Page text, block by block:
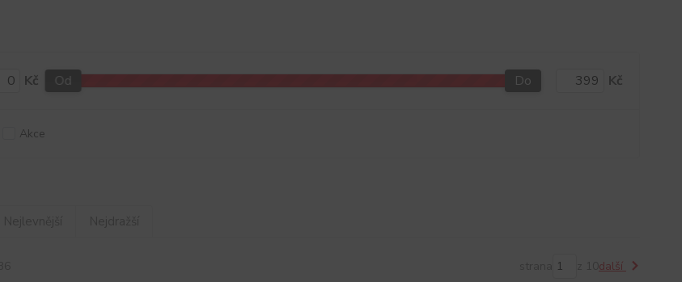
Kč Od Do Kč
Akce
další